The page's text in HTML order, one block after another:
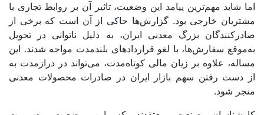
اما شاید مهم‌ترین پیامد این وضعیت، تاثیر آن بر روابط تجاری با
مشتریان خارجی بود. گزارش‌‌‌ها حاکی از آن است که برخی از
صادرکنندگان بزرگ معدنی ایران، به دلیل ناتوانی در تحویل
به‌موقع سفارش‌ها، با لغو قراردادهای بلندمدت مواجه شدند. این
مساله، علاوه بر زیان مالی کوتاه‌‌‌مدت، می‌‌‌تواند در درازمدت به
از دست رفتن سهم بازار ایران در صادرات محصولات معدنی
منجر شود.